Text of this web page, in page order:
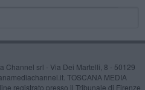
Channel srl - Via Dei Martelli, 8 - 50129
TOSCANA MEDIA
registrato presso il Tribunale di Firenze